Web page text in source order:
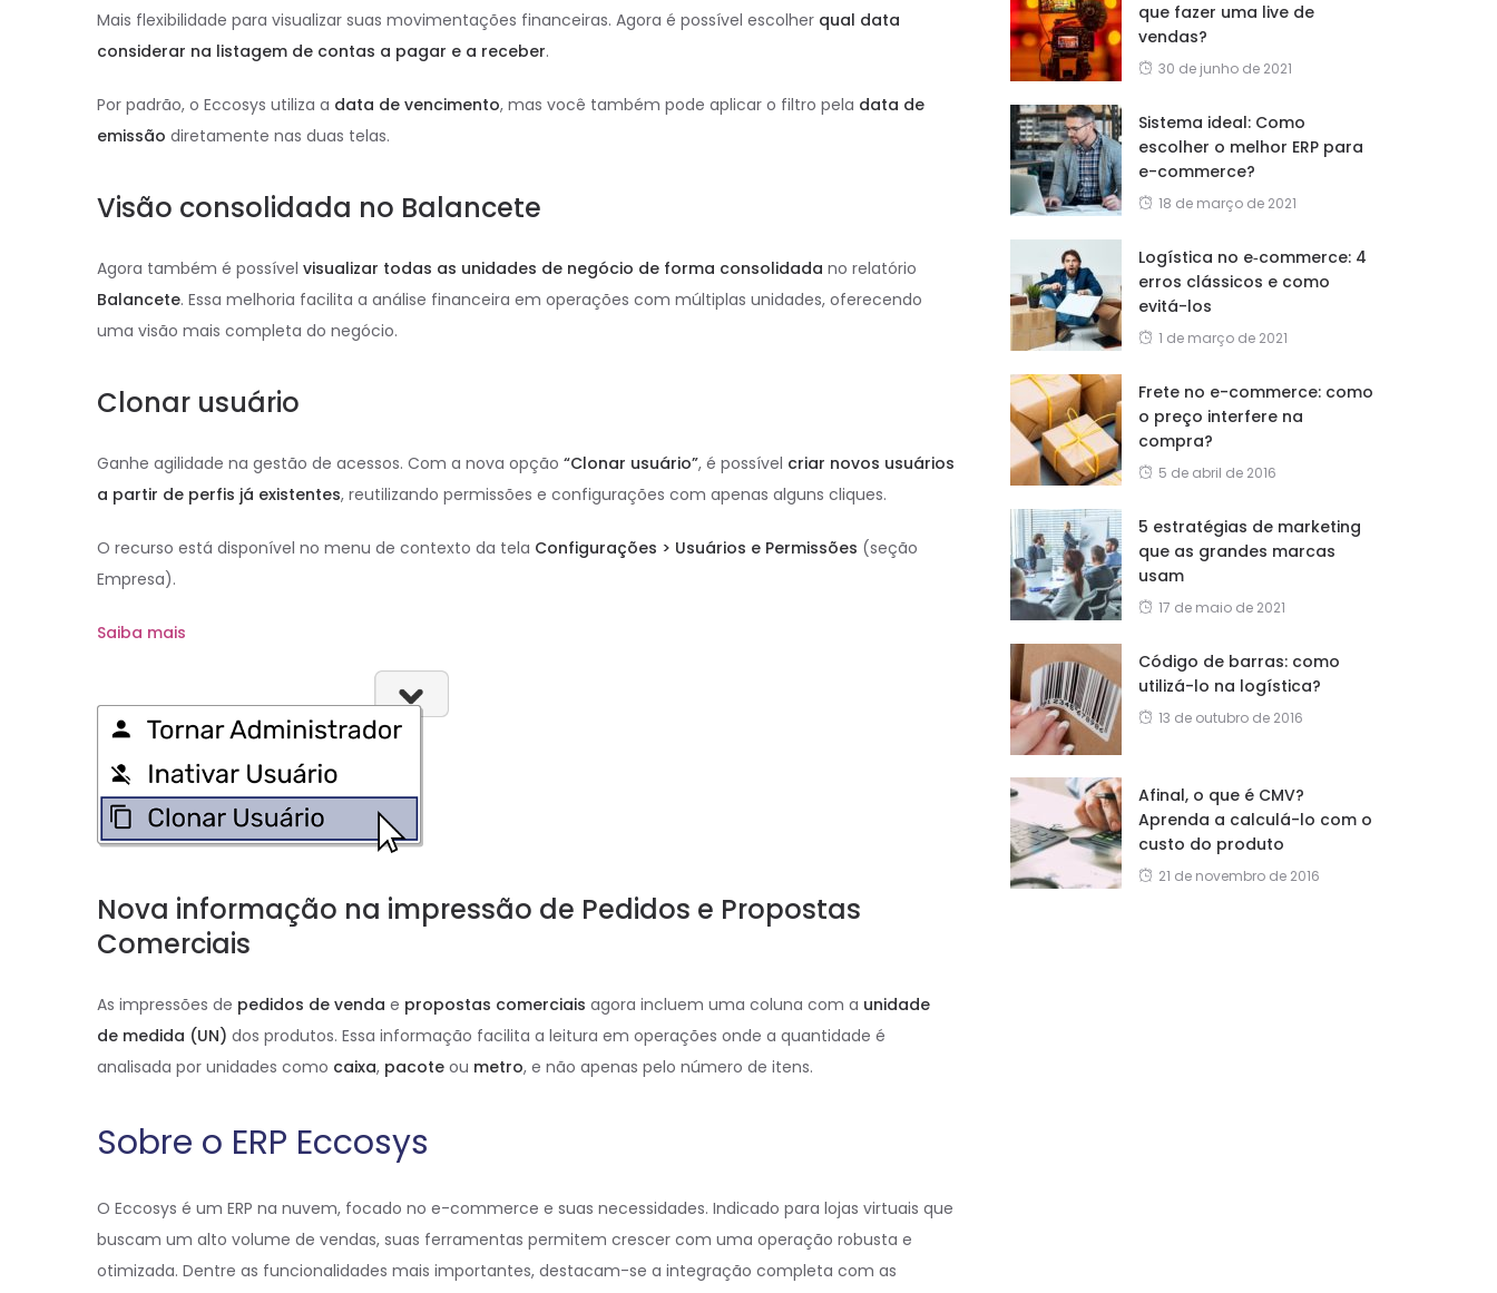
Mais flexibilidade para visualizar suas movimentações financeiras. Agora é possível escolher qual data
considerar na listagem de contas a pagar e a receber.
Por padrão, o Eccosys utiliza a data de vencimento, mas você também pode aplicar o filtro pela data de
emissão diretamente nas duas telas.
Visão consolidada no Balancete
Agora também é possível visualizar todas as unidades de negócio de forma consolidada no relatório
Balancete. Essa melhoria facilita a análise financeira em operações com múltiplas unidades, oferecendo
uma visão mais completa do negócio.
Clonar usuário
Ganhe agilidade na gestão de acessos. Com a nova opção “Clonar usuário”, é possível criar novos usuários
a partir de perfis já existentes, reutilizando permissões e configurações com apenas alguns cliques.
O recurso está disponível no menu de contexto da tela Configurações > Usuários e Permissões (seção
Empresa).
Saiba mais
Nova informação na impressão de Pedidos e Propostas
Comerciais
As impressões de pedidos de venda e propostas comerciais agora incluem uma coluna com a unidade
de medida (UN) dos produtos. Essa informação facilita a leitura em operações onde a quantidade é
analisada por unidades como caixa, pacote ou metro, e não apenas pelo número de itens.
Sobre o ERP Eccosys
O Eccosys é um ERP na nuvem, focado no e-commerce e suas necessidades. Indicado para lojas virtuais que
buscam um alto volume de vendas, suas ferramentas permitem crescer com uma operação robusta e
otimizada. Dentre as funcionalidades mais importantes, destacam-se a integração completa com as
que fazer uma live de
vendas?
30 de junho de 2021
Sistema ideal: Como
escolher o melhor ERP para
e-commerce?
18 de março de 2021
Logística no e‑commerce: 4
erros clássicos e como
evitá-los
1 de março de 2021
Frete no e-commerce: como
o preço interfere na
compra?
5 de abril de 2016
5 estratégias de marketing
que as grandes marcas
usam
17 de maio de 2021
Código de barras: como
utilizá-lo na logística?
13 de outubro de 2016
Afinal, o que é CMV?
Aprenda a calculá-lo com o
custo do produto
21 de novembro de 2016